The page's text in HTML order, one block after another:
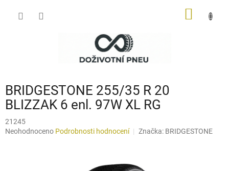
BRIDGESTONE 255/35 R 20
BLIZZAK 6 enl. 97W XL RG
21245
Průměrné
Neohodnoceno Podrobnosti hodnocení Značka: BRIDGESTONE